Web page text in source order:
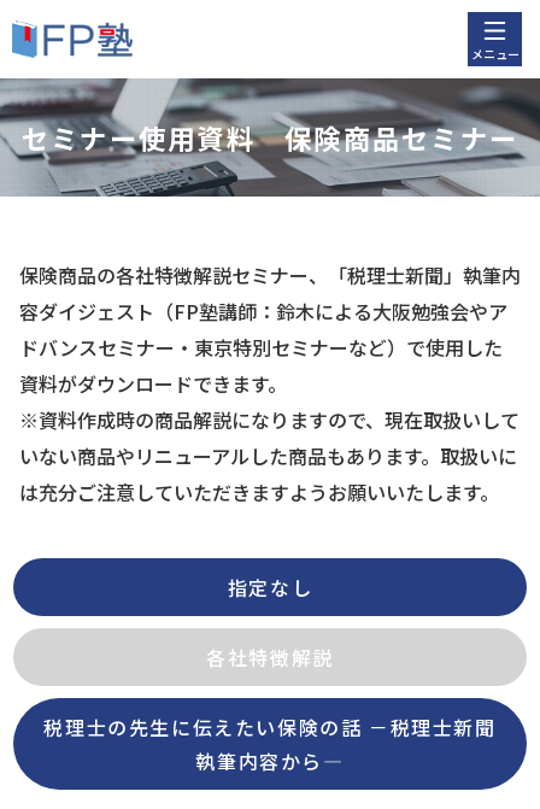
メニュー
セミナー使用資料 保険商品セミナー
保険商品の各社特徴解説セミナー、「税理士新聞」執筆内
容ダイジェスト（FP塾講師：鈴木による大阪勉強会やア
ドバンスセミナー・東京特別セミナーなど）で使用した
資料がダウンロードできます。
※資料作成時の商品解説になりますので、現在取扱いして
いない商品やリニューアルした商品もあります。取扱いに
は充分ご注意していただきますようお願いいたします。
指定なし
各社特徴解説
税理士の先生に伝えたい保険の話 －税理士新聞
執筆内容から―